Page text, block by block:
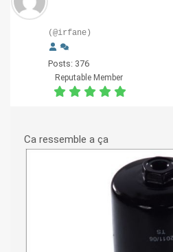
(@irfane)
Posts: 376
Reputable Member
Ca ressemble a ça